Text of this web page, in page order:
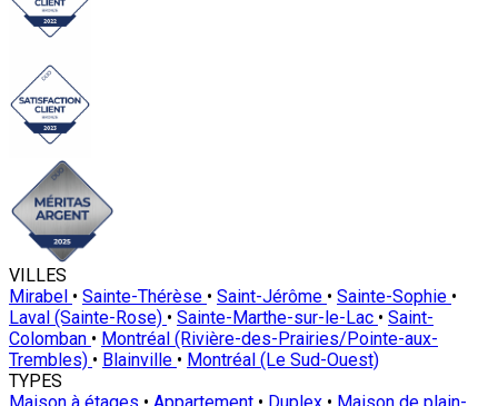
VILLES
Mirabel • Sainte-Thérèse • Saint-Jérôme • Sainte-Sophie •
Laval (Sainte-Rose) • Sainte-Marthe-sur-le-Lac • Saint-
Colomban • Montréal (Rivière-des-Prairies/Pointe-aux-
Trembles) • Blainville • Montréal (Le Sud-Ouest)
TYPES